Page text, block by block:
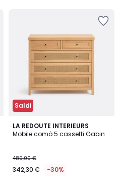
Saldi
LA REDOUTE INTERIEURS
Mobile comò 5 cassetti Gabin
489,00 €
342,30 € -30%
4,2
/ 5